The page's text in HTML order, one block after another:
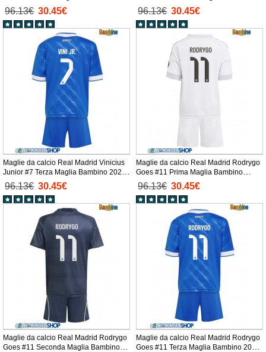
26 Manica Corta + Pantaloni corti)
96.13€ 30.45€
2025-26 Manica Corta + Pantaloni
corti)
96.13€ 30.45€
Maglie da calcio Real Madrid Vinicius
Junior #7 Terza Maglia Bambino 2025-
26 Manica Corta + Pantaloni corti)
96.13€ 30.45€
Maglie da calcio Real Madrid Rodrygo
Goes #11 Prima Maglia Bambino
2025-26 Manica Corta + Pantaloni
corti)
96.13€ 30.45€
Maglie da calcio Real Madrid Rodrygo
Goes #11 Seconda Maglia Bambino
Maglie da calcio Real Madrid Rodrygo
Goes #11 Terza Maglia Bambino 2025-